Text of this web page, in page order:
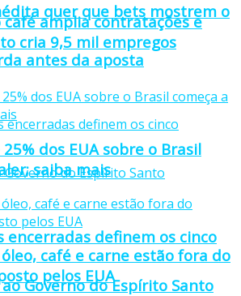
quer que bets mostrem o
antes da aposta
encerradas definem os cinco
Governo do Espírito Santo
amplia contratações e
cria 9,5 mil empregos
dos EUA sobre o Brasil
saiba mais
café e carne estão fora do
pelos EUA